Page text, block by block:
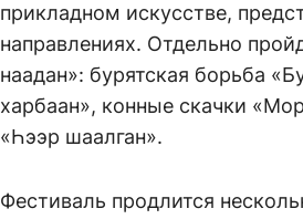
прикладном искусстве,
направлениях. Отдельно
наадан»: бурятская борьба
харбаан», конные скачки
«Һээр шаалган».
Фестиваль продлится